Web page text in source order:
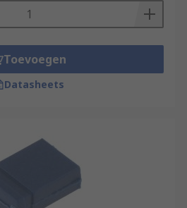
Toevoegen
Datasheets